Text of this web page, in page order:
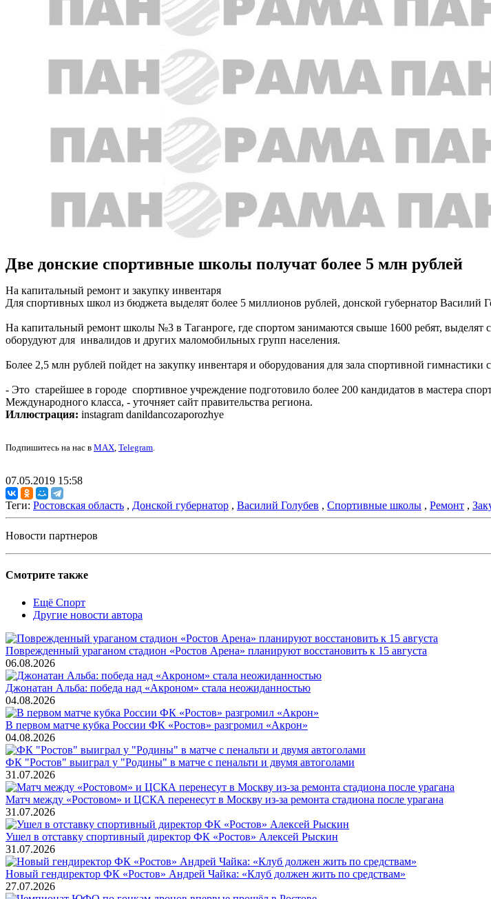
Две донские спортивные школы получат более 5 млн рублей
На капитальный ремонт и закупку инвентаря
Для спортивных школ из бюджета выделят более 5 миллионов рублей, донской губернатор Василий
На капитальный ремонт школы №3 в Таганроге, где спортом занимаются свыше 1600 ребят,
оборудуют для инвалидов и других маломобильных групп населения.
Более 2,5 млн рублей пойдет на закупку инвентаря и оборудования для зала спортивной
- Это старейшее в городе спортивное учреждение подготовило более 200 кандидатов в мастера
Международного класса, - уточняет сайт правительства региона.
Иллюстрация: instagram danildancozaporozhye
Подпишитесь на нас в MAX, Telegram.
07.05.2019 15:58
Теги: Ростовская область , Донской губернатор , Василий Голубев , Спортивные школы , Ремонт ,
Новости партнеров
Смотрите также
Ещё Спорт
Другие новости автора
Поврежденный ураганом стадион «Ростов Арена» планируют восстановить к 15 августа
06.08.2026
Джонатан Альба: победа над «Акроном» стала неожиданностью
04.08.2026
В первом матче кубка России ФК «Ростов» разгромил «Акрон»
04.08.2026
ФК "Ростов" выиграл у "Родины" в матче с пенальти и двумя автоголами
31.07.2026
Матч между «Ростовом» и ЦСКА перенесут в Москву из-за ремонта стадиона после урагана
31.07.2026
Ушел в отставку спортивный директор ФК «Ростов» Алексей Рыскин
31.07.2026
Новый гендиректор ФК «Ростов» Андрей Чайка: «Клуб должен жить по средствам»
27.07.2026